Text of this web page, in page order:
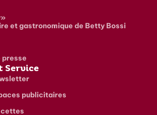
et gastronomique de Betty Bossi
presse
Service
publicitaires